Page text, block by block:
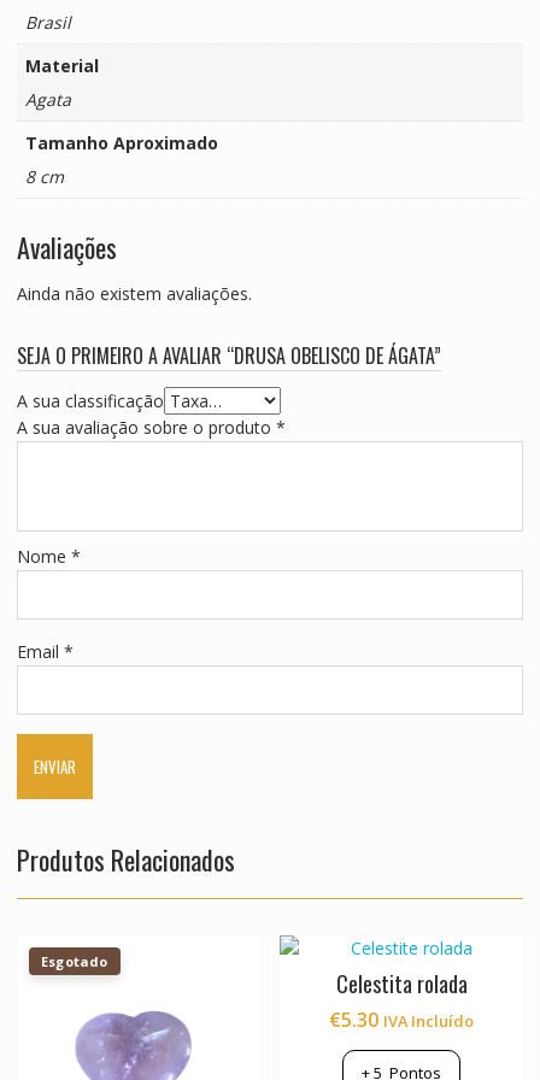
Brasil
Material
Agata
Tamanho Aproximado
8 cm
Avaliações
Ainda não existem avaliações.
SEJA O PRIMEIRO A AVALIAR “DRUSA OBELISCO DE ÁGATA”
A sua classificação
A sua avaliação sobre o produto *
Nome *
Email *
Produtos Relacionados
Esgotado
Celestita rolada
€5.30 IVA Incluído
+5 Pontos